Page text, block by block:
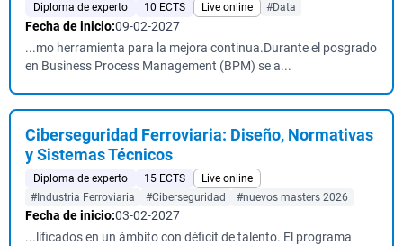
Diploma de experto 10 ECTS Live online #Data
Fecha de inicio:09-02-2027
...mo herramienta para la mejora continua.Durante el posgrado
en Business Process Management (BPM) se a...
Ciberseguridad Ferroviaria: Diseño, Normativas
y Sistemas Técnicos
Diploma de experto 15 ECTS
Live online
#Industria Ferroviaria
#Ciberseguridad #nuevos masters 2026
Fecha de inicio:03-02-2027
...lificados en un ámbito con déficit de talento. El programa